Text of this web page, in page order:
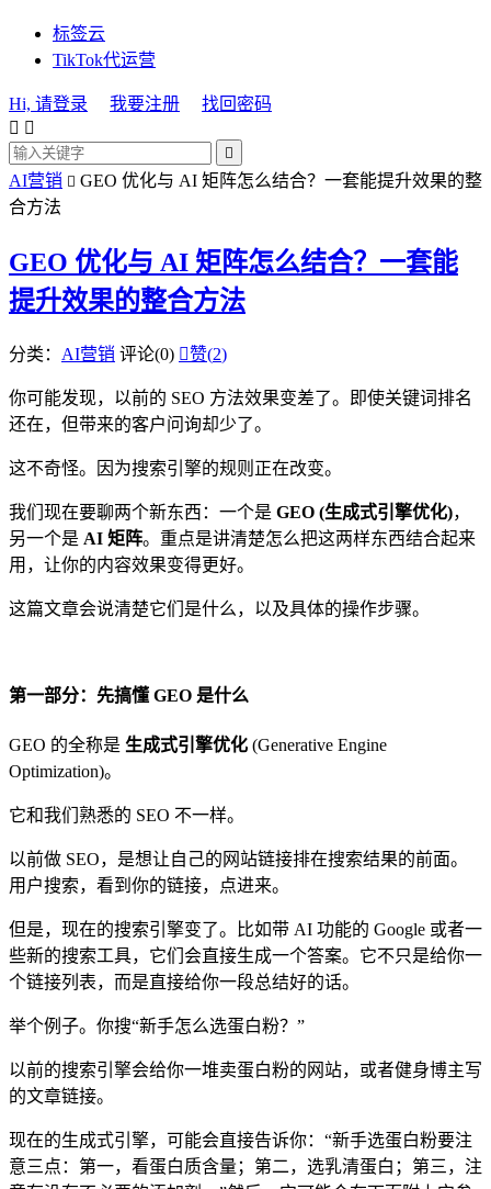
标签云
TikTok代运营
Hi, 请登录 我要注册
找回密码
 

AI营销  GEO 优化与 AI 矩阵怎么结合？一套能提升效果的整
合方法
GEO 优化与 AI 矩阵怎么结合？一套能
提升效果的整合方法
分类： AI营销 评论(0) 赞(2)
你可能发现，以前的 SEO 方法效果变差了。即使关键词排名
还在，但带来的客户问询却少了。
这不奇怪。因为搜索引擎的规则正在改变。
我们现在要聊两个新东西：一个是 GEO (生成式引擎优化)，
另一个是 AI 矩阵。重点是讲清楚怎么把这两样东西结合起来
用，让你的内容效果变得更好。
这篇文章会说清楚它们是什么，以及具体的操作步骤。
第一部分：先搞懂 GEO 是什么
GEO 的全称是 生成式引擎优化 (Generative Engine
Optimization)。
它和我们熟悉的 SEO 不一样。
以前做 SEO，是想让自己的网站链接排在搜索结果的前面。
用户搜索，看到你的链接，点进来。
但是，现在的搜索引擎变了。比如带 AI 功能的 Google 或者一
些新的搜索工具，它们会直接生成一个答案。它不只是给你一
个链接列表，而是直接给你一段总结好的话。
举个例子。你搜“新手怎么选蛋白粉？”
以前的搜索引擎会给你一堆卖蛋白粉的网站，或者健身博主写
的文章链接。
现在的生成式引擎，可能会直接告诉你：“新手选蛋白粉要注
意三点：第一，看蛋白质含量；第二，选乳清蛋白；第三，注